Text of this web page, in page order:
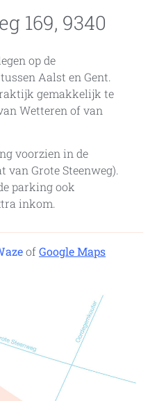
169, 9340
op de
Aalst en Gent.
gemakkelijk te
Wetteren of van
voorzien in de
Grote Steenweg).
parking ook
inkom.
ofGoogleMaps